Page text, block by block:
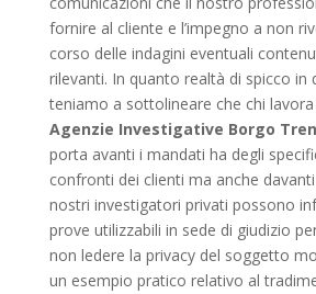
fornire al cliente e l’impegno a non
corso delle indagini eventuali
rilevanti. In quanto realtà di spicco in
teniamo a sottolineare che chi
Agenzie Investigative Borgo
porta avanti i mandati ha degli
confronti dei clienti ma anche
nostri investigatori privati possono
prove utilizzabili in sede di giudizio
non ledere la privacy del soggetto
un esempio pratico relativo al